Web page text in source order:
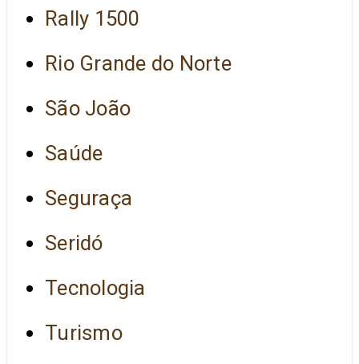
Rally 1500
Rio Grande do Norte
São João
Saúde
Seguraça
Seridó
Tecnologia
Turismo